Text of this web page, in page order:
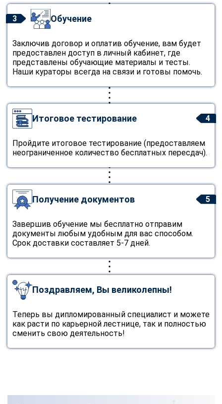
3 Обучение
Заключив договор и оплатив обучение, вам будет
предоставлен доступ в личный кабинет, где
представлены обучающие материалы и тесты.
Наши кураторы всегда на связи и готовы помочь.
4
Итоговое тестирование
Пройдите итоговое тестирование (предоставляем
неограниченное количество бесплатных пересдач).
5
Получение документов
Завершив обучение мы бесплатно отправим
документы любым удобным для вас способом.
Срок доставки составляет 5-7 дней.
Поздравляем, Вы великолепны!
Теперь вы дипломированный специалист и можете
как расти по карьерной лестнице, так и полностью
сменить свою деятельность!